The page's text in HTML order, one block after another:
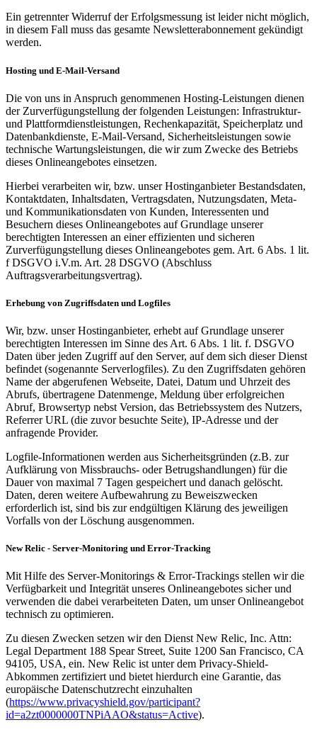
Ein getrennter Widerruf der Erfolgsmessung ist leider nicht möglich,
in diesem Fall muss das gesamte Newsletterabonnement gekündigt
werden.
Hosting und E-Mail-Versand
Die von uns in Anspruch genommenen Hosting-Leistungen dienen
der Zurverfügungstellung der folgenden Leistungen: Infrastruktur-
und Plattformdienstleistungen, Rechenkapazität, Speicherplatz und
Datenbankdienste, E-Mail-Versand, Sicherheitsleistungen sowie
technische Wartungsleistungen, die wir zum Zwecke des Betriebs
dieses Onlineangebotes einsetzen.
Hierbei verarbeiten wir, bzw. unser Hostinganbieter Bestandsdaten,
Kontaktdaten, Inhaltsdaten, Vertragsdaten, Nutzungsdaten, Meta-
und Kommunikationsdaten von Kunden, Interessenten und
Besuchern dieses Onlineangebotes auf Grundlage unserer
berechtigten Interessen an einer effizienten und sicheren
Zurverfügungstellung dieses Onlineangebotes gem. Art. 6 Abs. 1 lit.
f DSGVO i.V.m. Art. 28 DSGVO (Abschluss
Auftragsverarbeitungsvertrag).
Erhebung von Zugriffsdaten und Logfiles
Wir, bzw. unser Hostinganbieter, erhebt auf Grundlage unserer
berechtigten Interessen im Sinne des Art. 6 Abs. 1 lit. f. DSGVO
Daten über jeden Zugriff auf den Server, auf dem sich dieser Dienst
befindet (sogenannte Serverlogfiles). Zu den Zugriffsdaten gehören
Name der abgerufenen Webseite, Datei, Datum und Uhrzeit des
Abrufs, übertragene Datenmenge, Meldung über erfolgreichen
Abruf, Browsertyp nebst Version, das Betriebssystem des Nutzers,
Referrer URL (die zuvor besuchte Seite), IP-Adresse und der
anfragende Provider.
Logfile-Informationen werden aus Sicherheitsgründen (z.B. zur
Aufklärung von Missbrauchs- oder Betrugshandlungen) für die
Dauer von maximal 7 Tagen gespeichert und danach gelöscht.
Daten, deren weitere Aufbewahrung zu Beweiszwecken
erforderlich ist, sind bis zur endgültigen Klärung des jeweiligen
Vorfalls von der Löschung ausgenommen.
New Relic - Server-Monitoring und Error-Tracking
Mit Hilfe des Server-Monitorings & Error-Trackings stellen wir die
Verfügbarkeit und Integrität unseres Onlineangebotes sicher und
verwenden die dabei verarbeiteten Daten, um unser Onlineangebot
technisch zu optimieren.
Zu diesen Zwecken setzen wir den Dienst New Relic, Inc. Attn:
Legal Department 188 Spear Street, Suite 1200 San Francisco, CA
94105, USA, ein. New Relic ist unter dem Privacy-Shield-
Abkommen zertifiziert und bietet hierdurch eine Garantie, das
europäische Datenschutzrecht einzuhalten
(https://www.privacyshield.gov/participant?
id=a2zt0000000TNPiAAO&status=Active).